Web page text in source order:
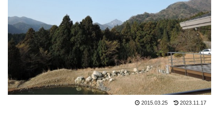
2015.03.25 2023.11.17